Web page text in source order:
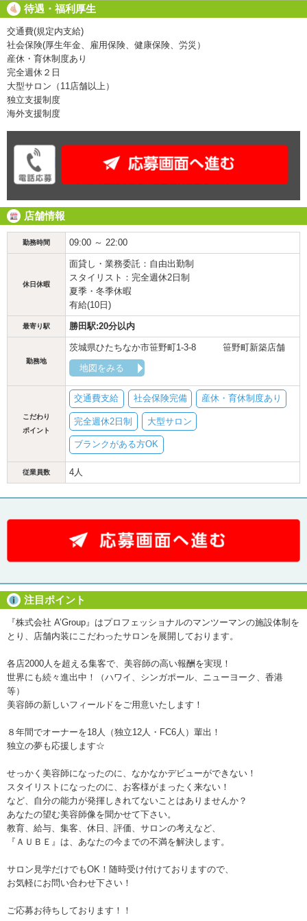
待遇・福利厚生
交通費(規定内支給)
社会保険(厚生年金、雇用保険、健康保険、労災）
産休・育休制度あり
完全週休２日
大型サロン（11店舗以上）
独立支援制度
海外支援制度
店舗情報
勤務時間 09:00 ～ 22:00
休日休暇
面貸し・業務委託：自由出勤制
スタイリスト：完全週休2日制
夏季・冬季休暇
有給(10日)
最寄り駅 勝田駅:20分以内
勤務地
茨城県ひたちなか市笹野町1-3-8 笹野町新築店舗
地図をみる
こだわり
ポイント
交通費支給 社会保険完備 産休・育休制度あり
完全週休2日制 大型サロン
ブランクがある方OK
従業員数 4人
注目ポイント
『株式会社 A’Group』はプロフェッショナルのマンツーマンの施設体制を
とり、店舗内装にこだわったサロンを展開しております。
各店2000人を超える集客で、美容師の高い報酬を実現！
世界にも続々進出中！（ハワイ、シンガポール、ニューヨーク、香港
等）
美容師の新しいフィールドをご用意いたします！
８年間でオーナーを18人（独立12人・FC6人）輩出！
独立の夢も応援します☆
せっかく美容師になったのに、なかなかデビューができない！
スタイリストになったのに、お客様がまったく来ない！
など、自分の能力が発揮しきれてないことはありませんか？
あなたの望む美容師像を聞かせて下さい。
教育、給与、集客、休日、評価、サロンの考えなど、
『ＡＵＢＥ』は、あなたの今までの不満を解決します。
サロン見学だけでもOK！随時受け付けておりますので、
お気軽にお問い合わせ下さい！
ご応募お待ちしております！！